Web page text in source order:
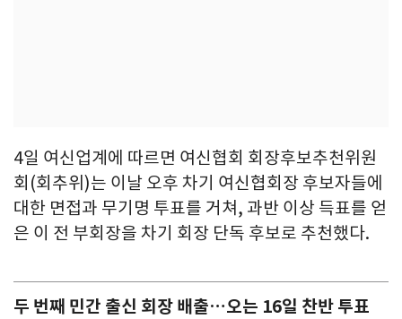
4일 여신업계에 따르면 여신협회 회장후보추천위원
회(회추위)는 이날 오후 차기 여신협회장 후보자들에
대한 면접과 무기명 투표를 거쳐, 과반 이상 득표를 얻
은 이 전 부회장을 차기 회장 단독 후보로 추천했다.
두 번째 민간 출신 회장 배출…오는 16일 찬반 투표